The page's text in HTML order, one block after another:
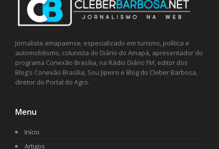
Jornalista amapaense, especializado em turismo, política e
automobilismo, colunista do Diário do Amapá, apresentador do
programa Conexão Brasília, na Rádio Diário FM, editor dos
Blog's Conexão Brasília, Sou Jipeiro e Blog do Cleber Barbosa,
diretor do Portal do Agro.
Menu
Início
Artigos